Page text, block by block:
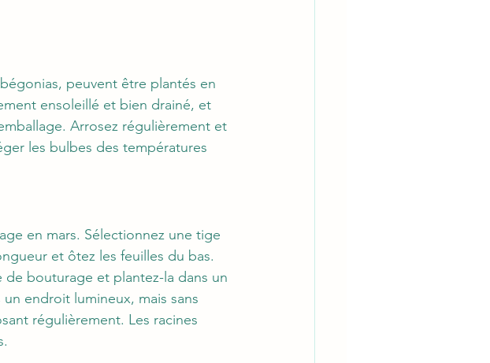
peuvent être plantés en
ensoleillé et bien drainé, et
Arrosez régulièrement et
les bulbes des températures
en mars. Sélectionnez une tige
et ôtez les feuilles du bas.
bouturage et plantez-la dans un
endroit lumineux, mais sans
régulièrement. Les racines